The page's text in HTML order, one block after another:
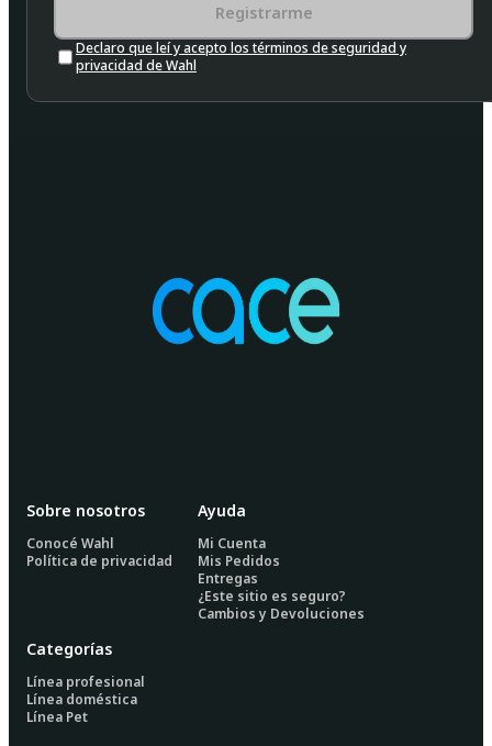
Registrarme
Declaro que leí y acepto los términos de seguridad y
privacidad de Wahl
Sobre nosotros
Conocé Wahl
Política de privacidad
Ayuda
Mi Cuenta
Mis Pedidos
Entregas
¿Este sitio es seguro?
Cambios y Devoluciones
Categorías
Línea profesional
Línea doméstica
Línea Pet